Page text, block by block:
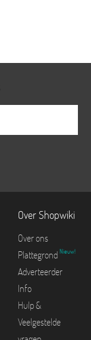
Over Shopwiki
Over ons
Plattegrond Nieuw!
Adverteerder
Info
Hulp &
Veelgestelde